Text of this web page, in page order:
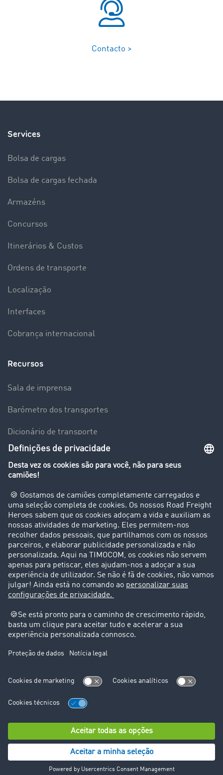
Contacto >
Services
Bolsa de cargas
Bolsa de cargas fechada
Armazéns
Concursos
Itinerários & Custos
Ordens de transporte
Localização
Interfaces
Cobrança internacional
Recursos
Sala de imprensa
Barómetro dos transportes
Dicionário de transporte
Visão geral da Bolsa de Cargas
Clientes recomendam clientes
Casos de sucesso
Suporte
Suporte
Avisos legais
Ficha técnica
Condições Gerais
© TIMOCOM GmbH 2026. Todos os direitos reservados